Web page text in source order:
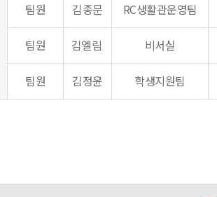
팀원 김종문 RC생활관운영팀
팀원 김엘림 비서실
팀원 김정윤 학생지원팀